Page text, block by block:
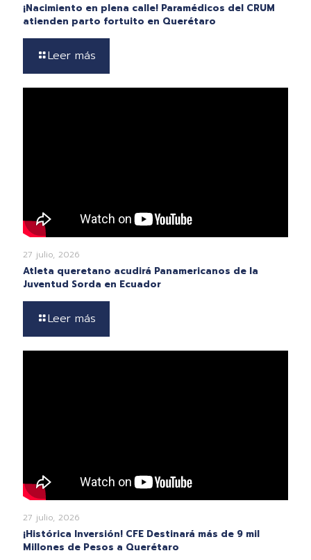
¡Nacimiento en plena calle! Paramédicos del CRUM
atienden parto fortuito en Querétaro
Leer más
27 julio, 2026
Atleta queretano acudirá Panamericanos de la
Juventud Sorda en Ecuador
Leer más
27 julio, 2026
¡Histórica Inversión! CFE Destinará más de 9 mil
Millones de Pesos a Querétaro